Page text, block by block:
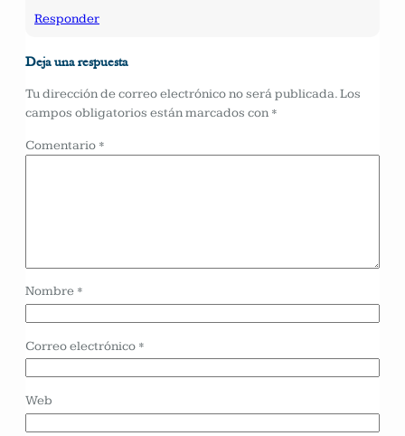
Responder
Deja una respuesta
Tu dirección de correo electrónico no será publicada.Los
campos obligatorios están marcados con *
Comentario *
Nombre *
Correo electrónico *
Web